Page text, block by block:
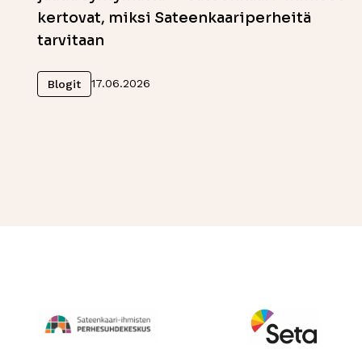
kertovat, miksi Sateenkaariperheitä
tarvitaan
Blogit 17.06.2026